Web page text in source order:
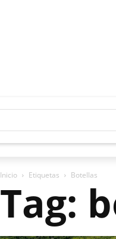
Inicio Etiquetas Botellas
Tag: